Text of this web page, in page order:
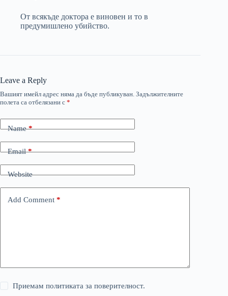
От всякъде доктора е виновен и то в
предумишлено убийство.
Leave a Reply
Вашият имейл адрес няма да бъде публикуван. Задължителните
полета са отбелязани с *
Name*
Email*
Website
Add Comment *
Приемам политиката за поверителност.